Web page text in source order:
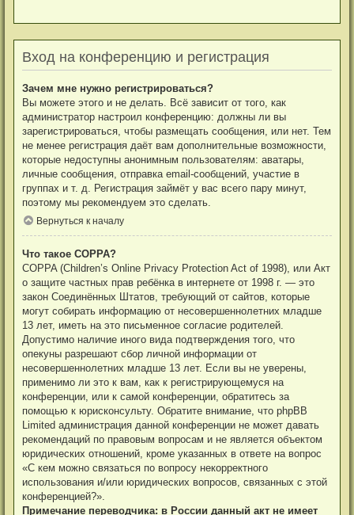
Вход на конференцию и регистрация
Зачем мне нужно регистрироваться?
Вы можете этого и не делать. Всё зависит от того, как
администратор настроил конференцию: должны ли вы
зарегистрироваться, чтобы размещать сообщения, или нет. Тем
не менее регистрация даёт вам дополнительные возможности,
которые недоступны анонимным пользователям: аватары,
личные сообщения, отправка email-сообщений, участие в
группах и т. д. Регистрация займёт у вас всего пару минут,
поэтому мы рекомендуем это сделать.
Вернуться к началу
Что такое COPPA?
COPPA (Children’s Online Privacy Protection Act of 1998), или Акт
о защите частных прав ребёнка в интернете от 1998 г. — это
закон Соединённых Штатов, требующий от сайтов, которые
могут собирать информацию от несовершеннолетних младше
13 лет, иметь на это письменное согласие родителей.
Допустимо наличие иного вида подтверждения того, что
опекуны разрешают сбор личной информации от
несовершеннолетних младше 13 лет. Если вы не уверены,
применимо ли это к вам, как к регистрирующемуся на
конференции, или к самой конференции, обратитесь за
помощью к юрисконсульту. Обратите внимание, что phpBB
Limited администрация данной конференции не может давать
рекомендаций по правовым вопросам и не является объектом
юридических отношений, кроме указанных в ответе на вопрос
«С кем можно связаться по вопросу некорректного
использования и/или юридических вопросов, связанных с этой
конференцией?».
Примечание переводчика: в России данный акт не имеет